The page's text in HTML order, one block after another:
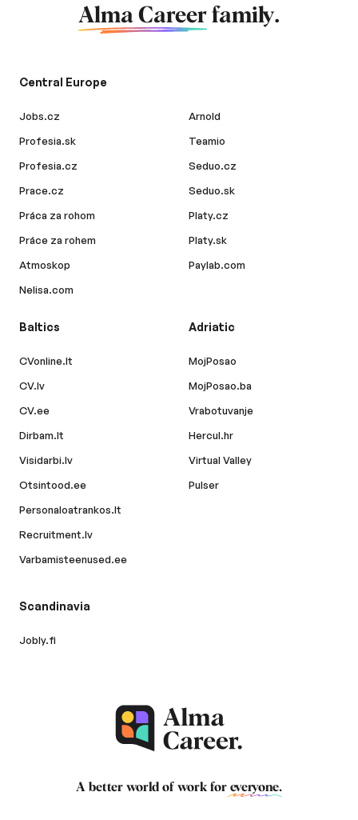
Alma Career family.
Central Europe
Jobs.cz
Profesia.sk
Profesia.cz
Prace.cz
Práca za rohom
Práce za rohem
Atmoskop
Nelisa.com
Arnold
Teamio
Seduo.cz
Seduo.sk
Platy.cz
Platy.sk
Paylab.com
Baltics
CVonline.lt
CV.lv
CV.ee
Dirbam.lt
Visidarbi.lv
Otsintood.ee
Personaloatrankos.lt
Recruitment.lv
Varbamisteenused.ee
Adriatic
MojPosao
MojPosao.ba
Vrabotuvanje
Hercul.hr
Virtual Valley
Pulser
Scandinavia
Jobly.fi
A better world of work for everyone.